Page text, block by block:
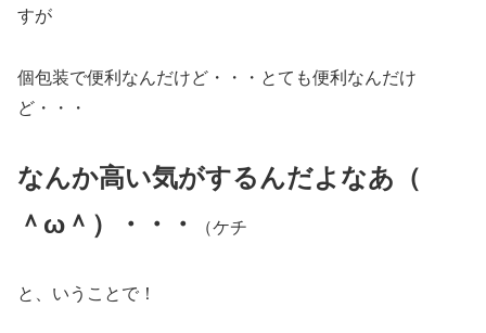
すが
個包装で便利なんだけど・・・とても便利なんだけ
ど・・・
なんか高い気がするんだよなあ（
＾ω＾）・・・
（ケチ
と、いうことで！